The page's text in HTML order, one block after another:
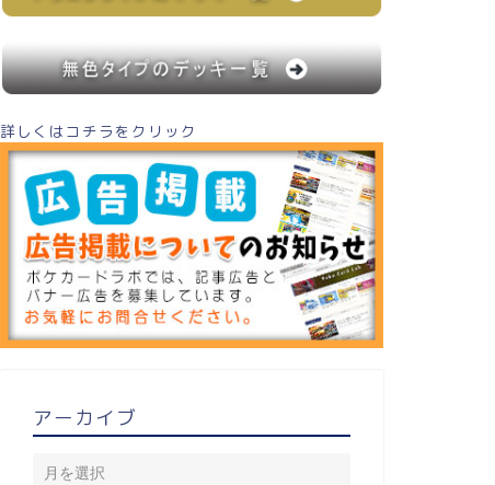
詳しくはコチラをクリック
アーカイブ